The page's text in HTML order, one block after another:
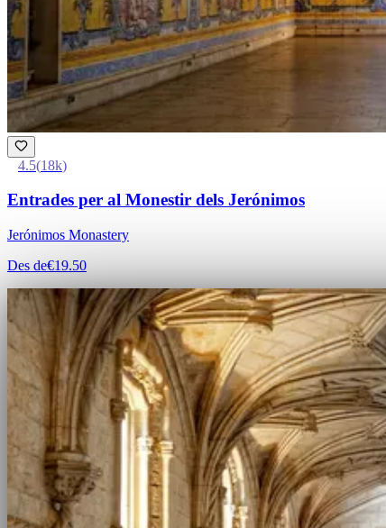
4.5(18k)
Entrades per al Monestir dels Jerónimos
Jerónimos Monastery
Des de€19.50